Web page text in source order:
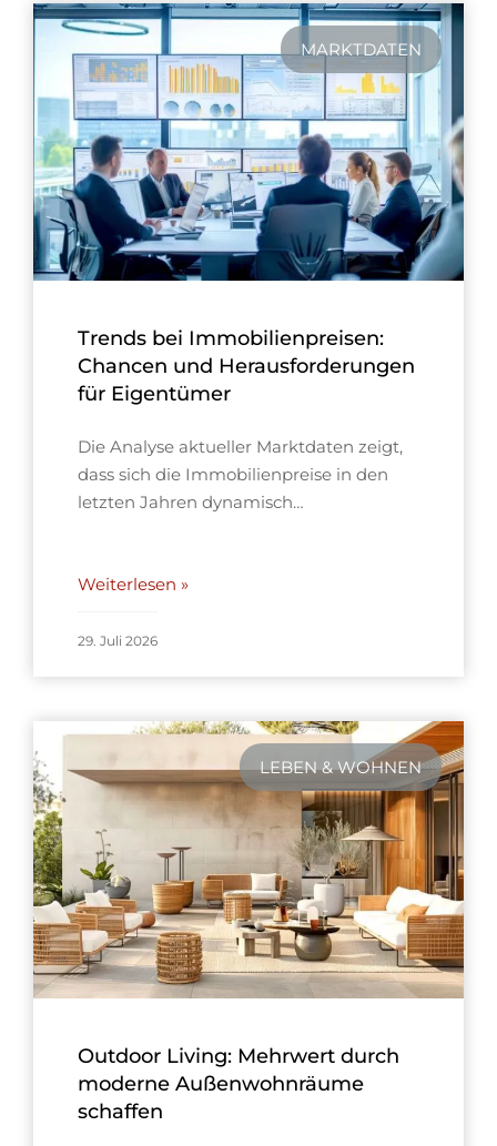
MARKTDATEN
Trends bei Immobilienpreisen:
Chancen und Herausforderungen
für Eigentümer
Die Analyse aktueller Marktdaten zeigt,
dass sich die Immobilienpreise in den
letzten Jahren dynamisch…
Weiterlesen »
29. Juli 2026
LEBEN & WOHNEN
Outdoor Living: Mehrwert durch
moderne Außenwohnräume
schaffen